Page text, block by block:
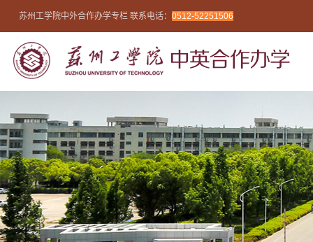
苏州工学院中外合作办学专栏 联系电话： 0512-52251506